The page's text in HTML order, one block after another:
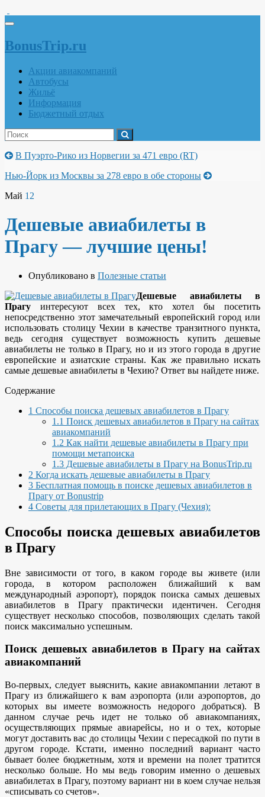
Вкл/
навигации
BonusTrip.ru
Акции авиакомпаний
Автобусы
Жильё
Информация
Бюджетный отдых
В Пуэрто-Рико из Норвегии за 471 евро (RT)
Нью-Йорк из Москвы за 278 евро в обе стороны
Май 12
Дешевые авиабилеты в
Прагу — лучшие цены!
Опубликовано в Полезные статьи
Дешевые авиабилеты в
Прагу интересуют всех тех, кто хотел бы посетить
непосредственно этот замечательный европейский город или
использовать столицу Чехии в качестве транзитного пункта,
ведь сегодня существует возможность купить дешевые
авиабилеты не только в Прагу, но и из этого города в другие
европейские и азиатские страны. Как же правильно искать
самые дешевые авиабилеты в Чехию? Ответ вы найдете ниже.
Содержание
1 Способы поиска дешевых авиабилетов в Прагу
1.1 Поиск дешевых авиабилетов в Прагу на сайтах
авиакомпаний
1.2 Как найти дешевые авиабилеты в Прагу при
помощи метапоиска
1.3 Дешевые авиабилеты в Прагу на BonusTrip.ru
2 Когда искать дешевые авиабилеты в Прагу
3 Бесплатная помощь в поиске дешевых авиабилетов в
Прагу от Bonustrip
4 Советы для прилетающих в Прагу (Чехия):
Способы поиска дешевых авиабилетов
в Прагу
Вне зависимости от того, в каком городе вы живете (или
города, в котором расположен ближайший к вам
международный аэропорт), порядок поиска самых дешевых
авиабилетов в Прагу практически идентичен. Сегодня
существует несколько способов, позволяющих сделать такой
поиск максимально успешным.
Поиск дешевых авиабилетов в Прагу на сайтах
авиакомпаний
Во-первых, следует выяснить, какие авиакомпании летают в
Прагу из ближайшего к вам аэропорта (или аэропортов, до
которых вы имеете возможность недорого добраться). В
данном случае речь идет не только об авиакомпаниях,
осуществляющих прямые авиарейсы, но и о тех, которые
могут доставить вас до столицы Чехии с пересадкой по пути в
другом городе. Кстати, именно последний вариант часто
бывает более бюджетным, хотя и времени на полет тратится
несколько больше. Но мы ведь говорим именно о дешевых
авиабилетах в Прагу, поэтому вариант ни в коем случае нельзя
«списывать со счетов».